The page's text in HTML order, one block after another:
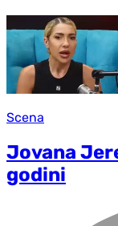
Scena
Jovana
godini